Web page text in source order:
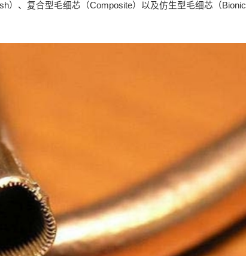
）、复合型毛细芯（Composite）以及仿生型毛细芯（Bionic